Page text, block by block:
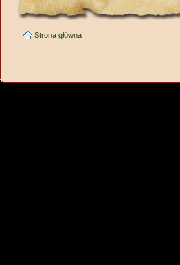
Strona główna